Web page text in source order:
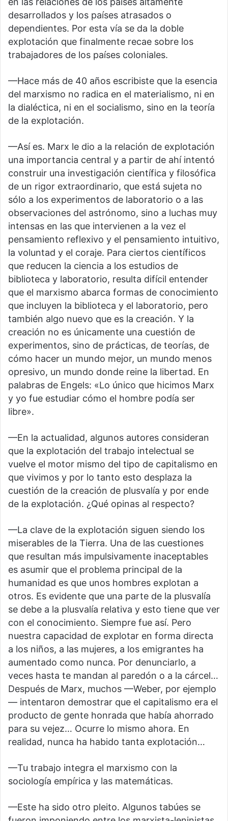
desarrollados y los países atrasados o
dependientes. Por esta vía se da la doble
explotación que finalmente recae sobre los
trabajadores de los países coloniales.
—Hace más de 40 años escribiste que la esencia
del marxismo no radica en el materialismo, ni en
la dialéctica, ni en el socialismo, sino en la teoría
de la explotación.
—Así es. Marx le dio a la relación de explotación
una importancia central y a partir de ahí intentó
construir una investigación científica y filosófica
de un rigor extraordinario, que está sujeta no
sólo a los experimentos de laboratorio o a las
observaciones del astrónomo, sino a luchas muy
intensas en las que intervienen a la vez el
pensamiento reflexivo y el pensamiento intuitivo,
la voluntad y el coraje. Para ciertos científicos
que reducen la ciencia a los estudios de
biblioteca y laboratorio, resulta difícil entender
que el marxismo abarca formas de conocimiento
que incluyen la biblioteca y el laboratorio, pero
también algo nuevo que es la creación. Y la
creación no es únicamente una cuestión de
experimentos, sino de prácticas, de teorías, de
cómo hacer un mundo mejor, un mundo menos
opresivo, un mundo donde reine la libertad. En
palabras de Engels: «Lo único que hicimos Marx
y yo fue estudiar cómo el hombre podía ser
libre».
—En la actualidad, algunos autores consideran
que la explotación del trabajo intelectual se
vuelve el motor mismo del tipo de capitalismo en
que vivimos y por lo tanto esto desplaza la
cuestión de la creación de plusvalía y por ende
de la explotación. ¿Qué opinas al respecto?
—La clave de la explotación siguen siendo los
miserables de la Tierra. Una de las cuestiones
que resultan más impulsivamente inaceptables
es asumir que el problema principal de la
humanidad es que unos hombres explotan a
otros. Es evidente que una parte de la plusvalía
se debe a la plusvalía relativa y esto tiene que ver
con el conocimiento. Siempre fue así. Pero
nuestra capacidad de explotar en forma directa
a los niños, a las mujeres, a los emigrantes ha
aumentado como nunca. Por denunciarlo, a
veces hasta te mandan al paredón o a la cárcel…
Después de Marx, muchos —Weber, por ejemplo
— intentaron demostrar que el capitalismo era el
producto de gente honrada que había ahorrado
para su vejez… Ocurre lo mismo ahora. En
realidad, nunca ha habido tanta explotación…
—Tu trabajo integra el marxismo con la
sociología empírica y las matemáticas.
—Este ha sido otro pleito. Algunos tabúes se